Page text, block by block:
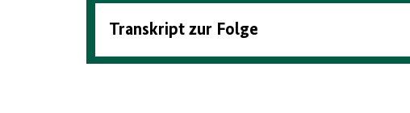
Transkript zur Folge